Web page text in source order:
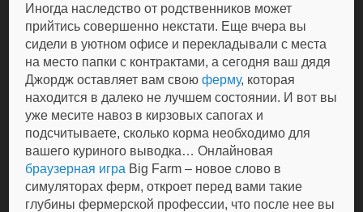
Иногда наследство от родственников может
прийтись совершенно некстати. Еще вчера вы
сидели в уютном офисе и перекладывали с места
на место папки с контрактами, а сегодня ваш дядя
Джордж оставляет вам своюферму, которая
находится в далеко не лучшем состоянии. И вот вы
уже месите навоз в кирзовых сапогах и
подсчитываете, сколько корма необходимо для
вашего куриного выводка… Онлайновая
браузерная игра Big Farm – новое слово в
симуляторах ферм, откроет перед вами такие
глубины фермерской профессии, что после нее вы